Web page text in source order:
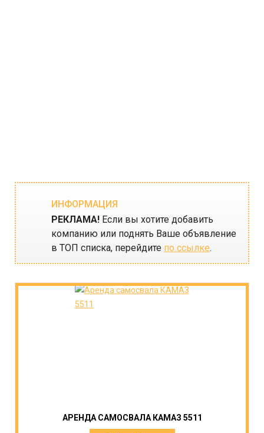
ИНФОРМАЦИЯ
РЕКЛАМА! Если вы хотите добавить
компанию или поднять Ваше объявление
в ТОП списка, перейдите по ссылке.
АРЕНДА САМОСВАЛА КАМАЗ 5511